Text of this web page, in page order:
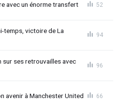
avec un énorme transfert 52
temps, victoire de La
94
sur ses retrouvailles avec
96
avenir à Manchester United 66